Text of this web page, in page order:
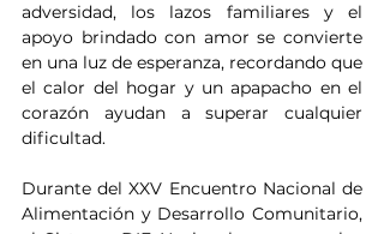
adversidad, los lazos familiares y el
apoyo brindado con amor se convierte
en una luz de esperanza, recordando que
el calor del hogar y un apapacho en el
corazón ayudan a superar cualquier
dificultad.
Durante del XXV Encuentro Nacional de
Alimentación y Desarrollo Comunitario,